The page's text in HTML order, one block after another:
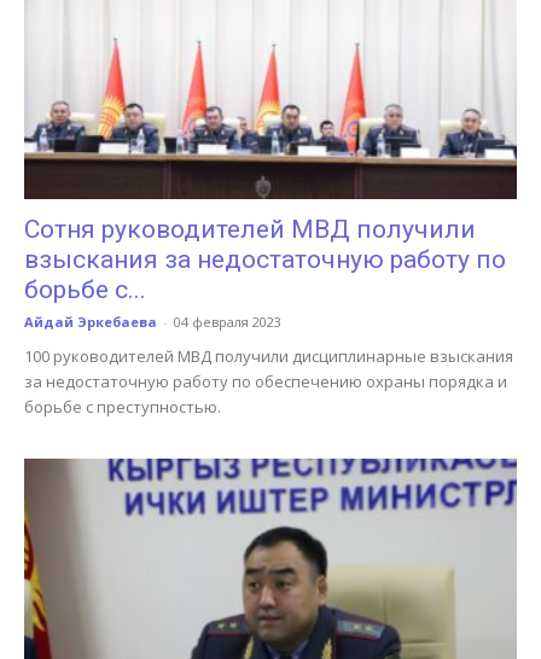
Сотня руководителей МВД получили
взыскания за недостаточную работу по
борьбе с...
Айдай Эркебаева - 04 февраля 2023
100 руководителей МВД получили дисциплинарные взыскания
за недостаточную работу по обеспечению охраны порядка и
борьбе с преступностью.